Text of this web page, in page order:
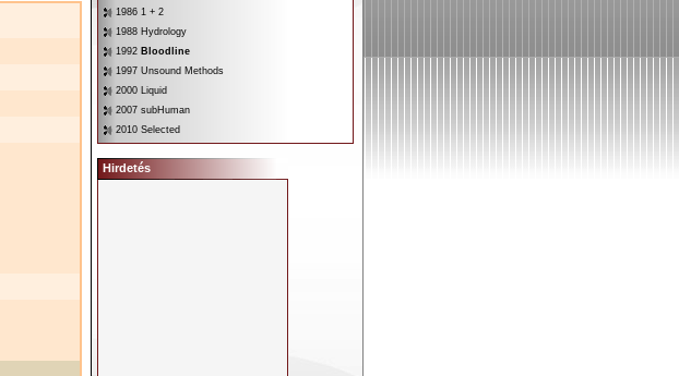
1986 1 + 2
1988 Hydrology
1992 Bloodline
1997 Unsound Methods
2000 Liquid
2007 subHuman
2010 Selected
Hirdetés